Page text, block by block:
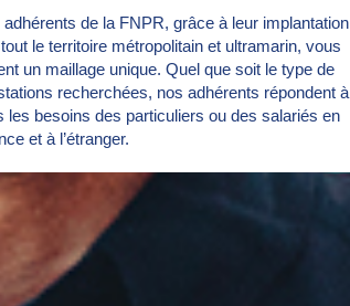
adhérents de la FNPR, grâce à leur implantation
le territoire métropolitain et ultramarin, vous
un maillage unique. Quel que soit le type de
recherchées, nos adhérents répondent à
les besoins des particuliers ou des salariés en
et à l’étranger.